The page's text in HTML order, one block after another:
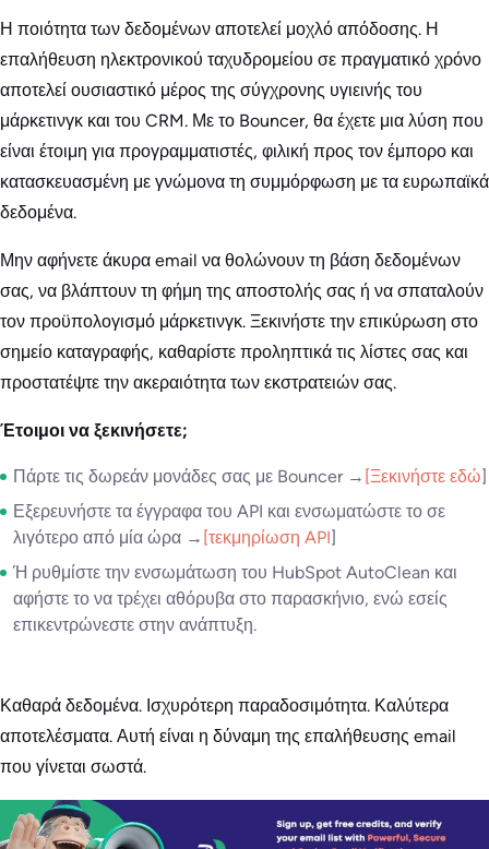
Η ποιότητα των δεδομένων αποτελεί μοχλό απόδοσης. Η
επαλήθευση ηλεκτρονικού ταχυδρομείου σε πραγματικό χρόνο
αποτελεί ουσιαστικό μέρος της σύγχρονης υγιεινής του
μάρκετινγκ και του CRM. Με το Bouncer, θα έχετε μια λύση που
είναι έτοιμη για προγραμματιστές, φιλική προς τον έμπορο και
κατασκευασμένη με γνώμονα τη συμμόρφωση με τα ευρωπαϊκά
δεδομένα.
Μην αφήνετε άκυρα email να θολώνουν τη βάση δεδομένων
σας, να βλάπτουν τη φήμη της αποστολής σας ή να σπαταλούν
τον προϋπολογισμό μάρκετινγκ. Ξεκινήστε την επικύρωση στο
σημείο καταγραφής, καθαρίστε προληπτικά τις λίστες σας και
προστατέψτε την ακεραιότητα των εκστρατειών σας.
Έτοιμοι να ξεκινήσετε;
Πάρτε τις δωρεάν μονάδες σας με Bouncer → [Ξεκινήστε εδώ]
Εξερευνήστε τα έγγραφα του API και ενσωματώστε το σε
λιγότερο από μία ώρα → [τεκμηρίωση API]
Ή ρυθμίστε την ενσωμάτωση του HubSpot AutoClean και
αφήστε το να τρέχει αθόρυβα στο παρασκήνιο, ενώ εσείς
επικεντρώνεστε στην ανάπτυξη.
Καθαρά δεδομένα. Ισχυρότερη παραδοσιμότητα. Καλύτερα
αποτελέσματα. Αυτή είναι η δύναμη της επαλήθευσης email
που γίνεται σωστά.